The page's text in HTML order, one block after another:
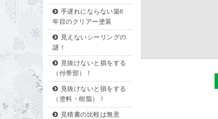
手遅れにならない築8
年目のクリアー塗装
見えないシーリングの
謎！
見抜けないと損をする
（付帯部）！
見抜けないと損をする
（塗料・樹脂）！
見積書の比較は無意